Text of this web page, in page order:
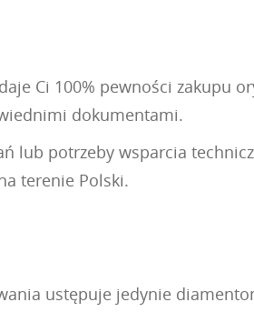
Ci 100% pewności zakupu
dokumentami.
lub potrzeby wsparcia
terenie Polski.
ustępuje jedynie